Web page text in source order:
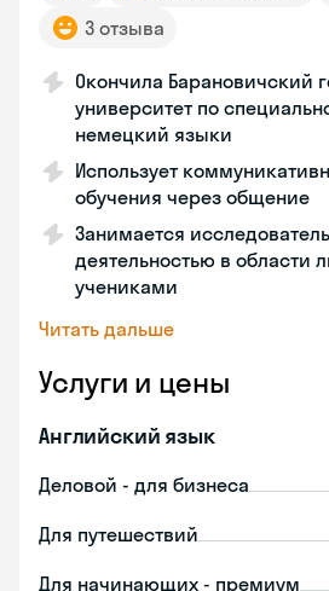
3 отзыва
Окончила Барановичский
университет по
немецкий языки
Использует
обучения через общение
Занимается
деятельностью в области
учениками
Читать дальше
Услуги и цены
Английский язык
Деловой - для бизнеса
Для путешествий
Для начинающих - премиум